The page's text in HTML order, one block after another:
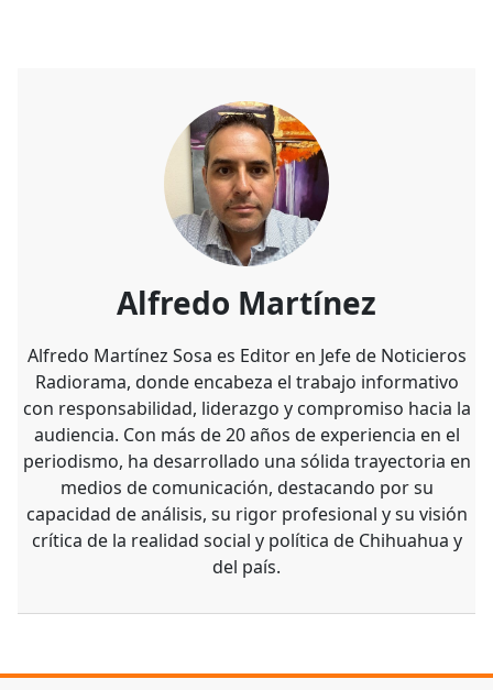
Alfredo Martínez
Alfredo Martínez Sosa es Editor en Jefe de Noticieros
Radiorama, donde encabeza el trabajo informativo
con responsabilidad, liderazgo y compromiso hacia la
audiencia. Con más de 20 años de experiencia en el
periodismo, ha desarrollado una sólida trayectoria en
medios de comunicación, destacando por su
capacidad de análisis, su rigor profesional y su visión
crítica de la realidad social y política de Chihuahua y
del país.